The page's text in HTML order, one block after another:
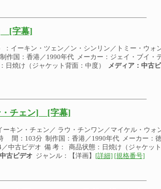
[字幕]
イーキン・ツェン／ン・シンリン／トミー・ウォ
国：香港／1990年代 メーカー：ジェイ・ブイ・
焼け（ジャケット背面：中度）
メディア：中古ビ
チェン] [字幕]
キン・チェン／ ラウ・チンワン／マイケル・ウォ
間：103分 制作国：香港／1990年代 メーカー：
中古ビデオ 備 考： 商品状態：日焼け（ジャケット
古ビデオ ジャンル：【洋画】 [詳細] [規格番号]